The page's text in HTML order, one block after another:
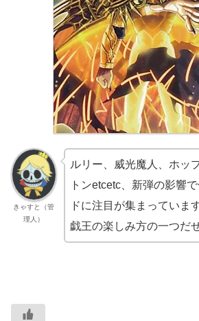
きゃすと（管
理人）
ルリー、威光魔人、ホッ
トンetcetc、新弾の影響
ドに注目が集まっていま
戯王の楽しみ方の一つだ